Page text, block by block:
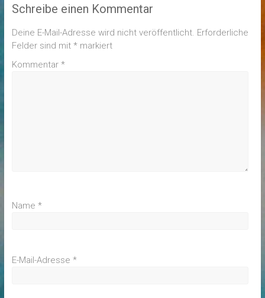
Schreibe einen Kommentar
Deine E-Mail-Adresse wird nicht veröffentlicht. Erforderliche
Felder sind mit *markiert
Kommentar *
Name *
E-Mail-Adresse *